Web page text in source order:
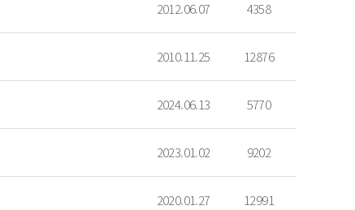
2012.06.07 4358
2010.11.25 12876
2024.06.13 5770
2023.01.02 9202
2020.01.27 12991